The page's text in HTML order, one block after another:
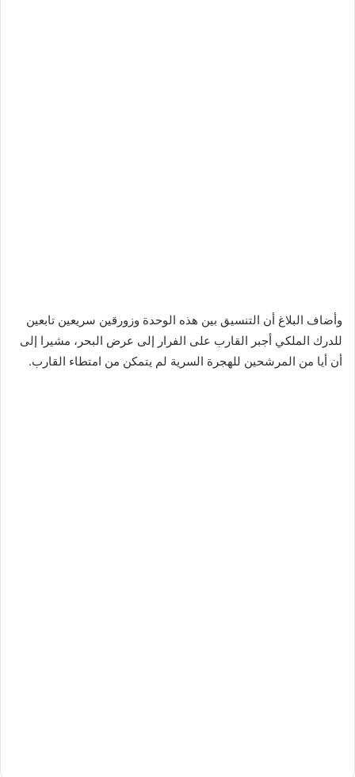
وأضاف البلاغ أن التنسيق بين هذه الوحدة وزورقين سريعين تابعين
للدرك الملكي أجبر القارب على الفرار إلى عرض البحر، مشيرا إلى
أن أيا من المرشحين للهجرة السرية لم يتمكن من امتطاء القارب.